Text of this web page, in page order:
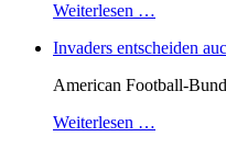
Weiterlesen …
Invaders entscheiden
American Football-
Weiterlesen …